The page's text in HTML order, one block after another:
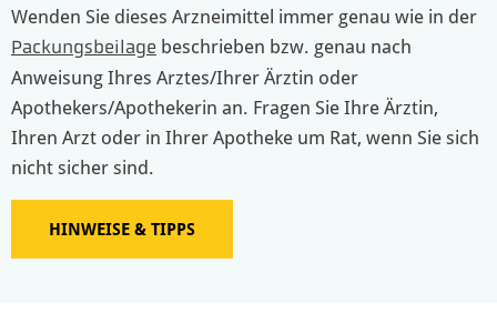
Wenden Sie dieses Arzneimittel immer genau wie in der
Packungsbeilage beschrieben bzw. genau nach
Anweisung Ihres Arztes/Ihrer Ärztin oder
Apothekers/Apothekerin an. Fragen Sie Ihre Ärztin,
Ihren Arzt oder in Ihrer Apotheke um Rat, wenn Sie sich
nicht sicher sind.
HINWEISE & TIPPS